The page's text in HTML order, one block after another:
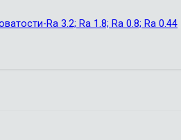
Ra 3.2; Ra 1.8; Ra 0.8; Ra 0.44